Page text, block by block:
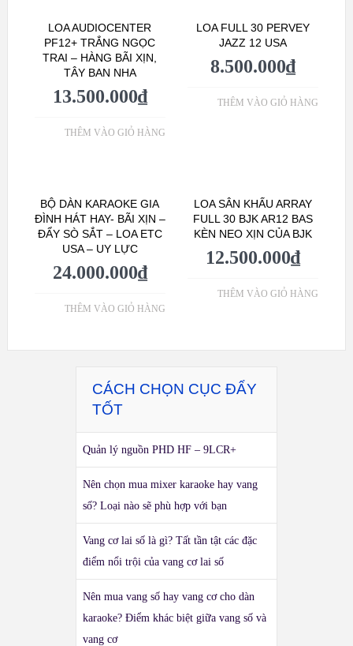
LOA AUDIOCENTER
PF12+ TRẮNG NGỌC
TRAI – HÀNG BÃI XỊN,
TÂY BAN NHA
13.500.000₫
THÊM VÀO GIỎ HÀNG
LOA FULL 30 PERVEY
JAZZ 12 USA
8.500.000₫
THÊM VÀO GIỎ HÀNG
BỘ DÀN KARAOKE GIA
ĐÌNH HÁT HAY- BÃI XỊN –
ĐẨY SÒ SẮT – LOA ETC
USA – UY LỰC
24.000.000₫
THÊM VÀO GIỎ HÀNG
LOA SÂN KHẤU ARRAY
FULL 30 BJK AR12 BAS
KÈN NEO XỊN CỦA BJK
12.500.000₫
THÊM VÀO GIỎ HÀNG
CÁCH CHỌN CỤC ĐẨY
TỐT
Quản lý nguồn PHD HF – 9LCR+
Nên chọn mua mixer karaoke hay vang
số? Loại nào sẽ phù hợp với bạn
Vang cơ lai số là gì? Tất tần tật các đặc
điểm nổi trội của vang cơ lai số
Nên mua vang số hay vang cơ cho dàn
karaoke? Điểm khác biệt giữa vang số và
vang cơ